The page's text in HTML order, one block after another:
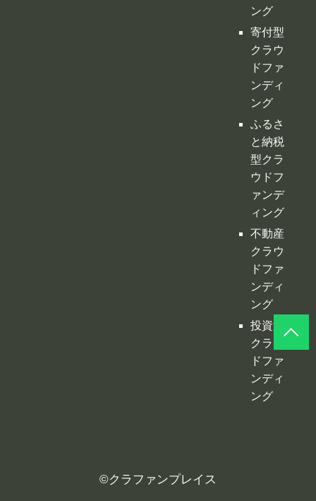
ドファ
ンディ
ング
寄付型
クラウ
ドファ
ンディ
ング
ふるさ
と納税
型クラ
ウドフ
ァンデ
ィング
不動産
クラウ
ドファ
ンディ
ング
投資型
クラウ
ドファ